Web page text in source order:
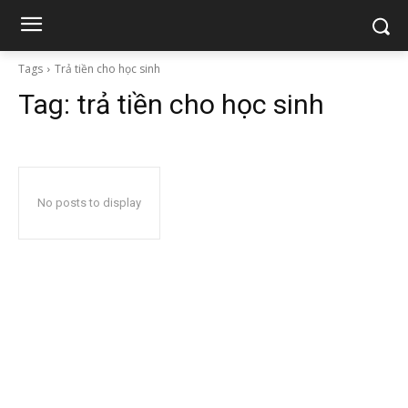
Tags Trả tiền cho học sinh
Tag: trả tiền cho học sinh
No posts to display